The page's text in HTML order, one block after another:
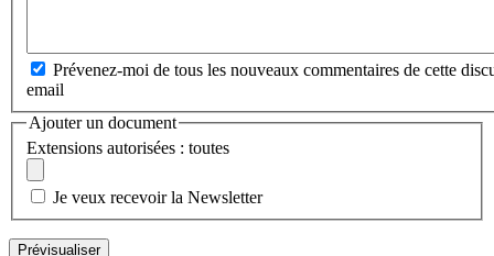
Prévenez-moi de tous les nouveaux commentaires de cette
email
Ajouter un document
Extensions autorisées : toutes
Je veux recevoir la Newsletter